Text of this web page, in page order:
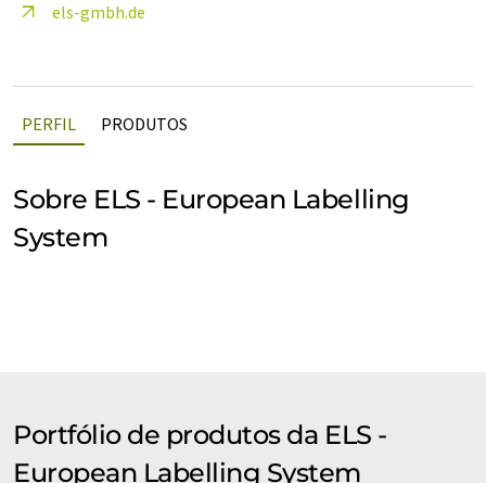
els-gmbh.de
PERFIL PRODUTOS
Sobre ELS - European Labelling
System
Portfólio de produtos da ELS -
European Labelling System